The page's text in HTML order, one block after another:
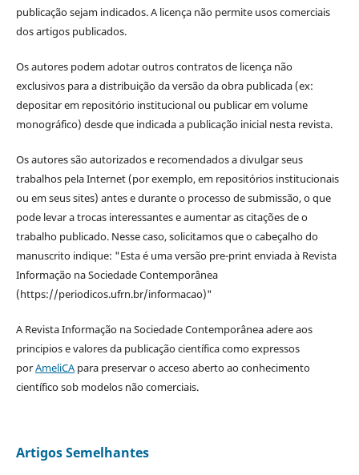
publicação sejam indicados. A licença não permite usos comerciais
dos artigos publicados.
Os autores podem adotar outros contratos de licença não
exclusivos para a distribuição da versão da obra publicada (ex:
depositar em repositório institucional ou publicar em volume
monográfico) desde que indicada a publicação inicial nesta revista.
Os autores são autorizados e recomendados a divulgar seus
trabalhos pela Internet (por exemplo, em repositórios institucionais
ou em seus sites) antes e durante o processo de submissão, o que
pode levar a trocas interessantes e aumentar as citações de o
trabalho publicado. Nesse caso, solicitamos que o cabeçalho do
manuscrito indique: "Esta é uma versão pre-print enviada à Revista
Informação na Sociedade Contemporânea
(https://periodicos.ufrn.br/informacao)"
A Revista Informação na Sociedade Contemporânea adere aos
principios e valores da publicação científica como expressos
porAmeliCApara preservar o acceso aberto ao conhecimento
científico sob modelos não comerciais.
Artigos Semelhantes